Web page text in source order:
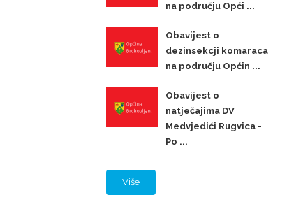
na području Opći ...
Obavijest o
dezinsekcji komaraca
na području Općin ...
Obavijest o
natječajima DV
Medvjedići Rugvica -
Po ...
Više